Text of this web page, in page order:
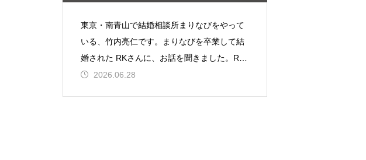
東京・南青山で結婚相談所まりなびをやって
いる、竹内亮仁です。まりなびを卒業して結
婚された RKさんに、お話を聞きました。RK
さん40代前半・会社員／婚活2年5ヶ月※ ご本
2026.06.28